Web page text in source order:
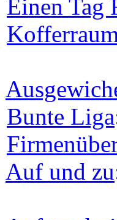
Einen Tag
Bunte Liga
Auf und zu